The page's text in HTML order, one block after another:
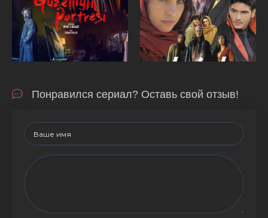
Понравился сериал? Оставь свой отзыв!